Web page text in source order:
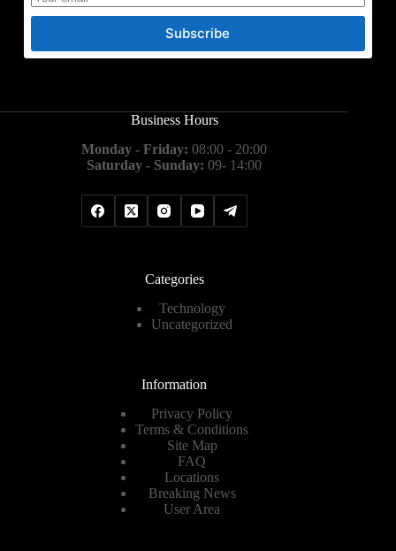
Subscribe
Business Hours
Monday - Friday: 08:00 - 20:00
Saturday - Sunday: 09- 14:00
Categories
Technology
Uncategorized
Information
Privacy Policy
Terms & Conditions
Site Map
FAQ
Locations
Breaking News
User Area